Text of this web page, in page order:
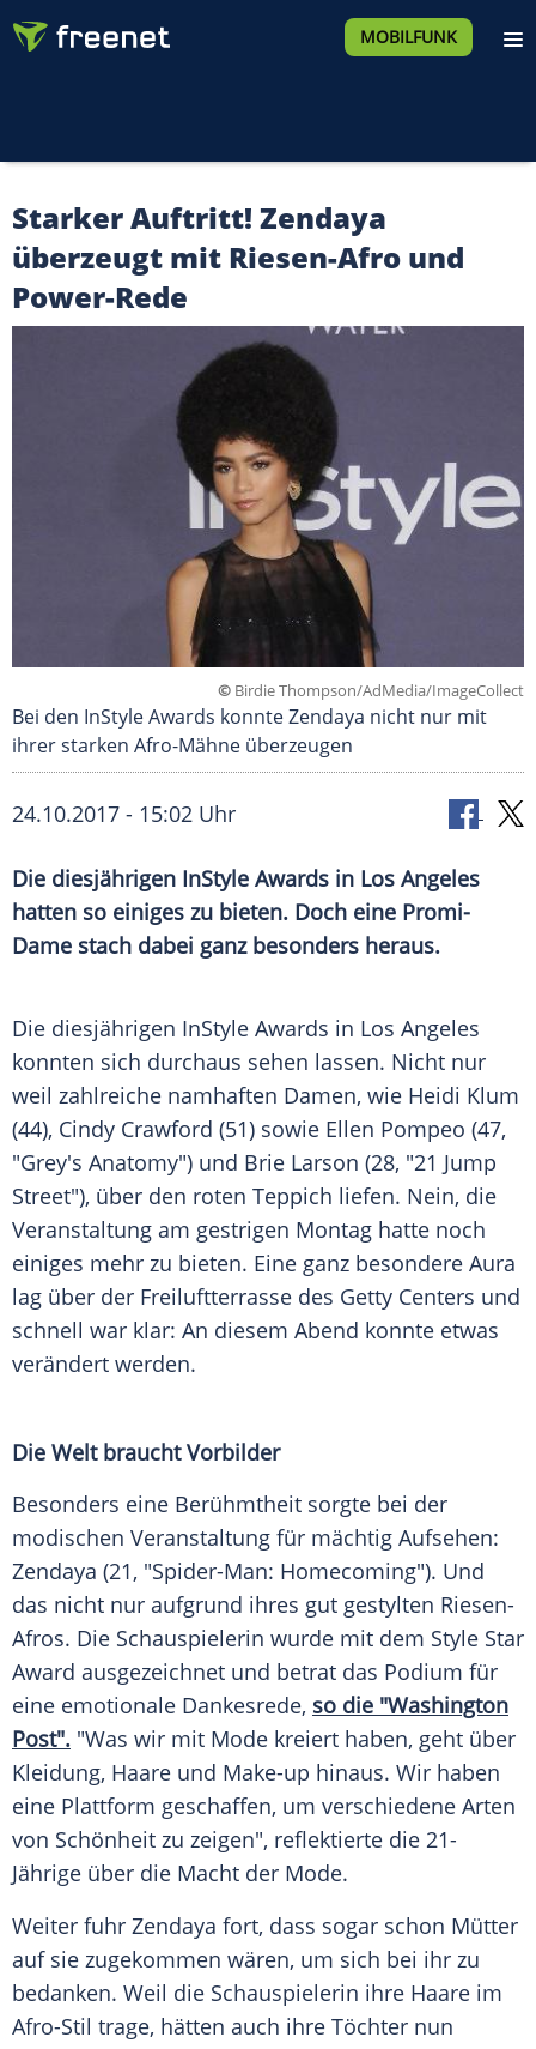
MOBILFUNK
Starker Auftritt! Zendaya
überzeugt mit Riesen-Afro und
Power-Rede
© Birdie Thompson/AdMedia/ImageCollect
Bei den InStyle Awards konnte Zendaya nicht nur mit
ihrer starken Afro-Mähne überzeugen
24.10.2017 - 15:02 Uhr
Die diesjährigen InStyle Awards in Los Angeles
hatten so einiges zu bieten. Doch eine Promi-
Dame stach dabei ganz besonders heraus.
Die diesjährigen InStyle Awards in Los Angeles
konnten sich durchaus sehen lassen. Nicht nur
weil zahlreiche namhaften Damen, wie Heidi Klum
(44), Cindy Crawford (51) sowie Ellen Pompeo (47,
"Grey's Anatomy") und Brie Larson (28, "21 Jump
Street"), über den roten Teppich liefen. Nein, die
Veranstaltung am gestrigen Montag hatte noch
einiges mehr zu bieten. Eine ganz besondere Aura
lag über der Freiluftterrasse des Getty Centers und
schnell war klar: An diesem Abend konnte etwas
verändert werden.
Die Welt braucht Vorbilder
Besonders eine Berühmtheit sorgte bei der
modischen Veranstaltung für mächtig Aufsehen:
Zendaya (21, "Spider-Man: Homecoming"). Und
das nicht nur aufgrund ihres gut gestylten Riesen-
Afros. Die Schauspielerin wurde mit dem Style Star
Award ausgezeichnet und betrat das Podium für
eine emotionale Dankesrede, so die "Washington
Post". "Was wir mit Mode kreiert haben, geht über
Kleidung, Haare und Make-up hinaus. Wir haben
eine Plattform geschaffen, um verschiedene Arten
von Schönheit zu zeigen", reflektierte die 21-
Jährige über die Macht der Mode.
Weiter fuhr Zendaya fort, dass sogar schon Mütter
auf sie zugekommen wären, um sich bei ihr zu
bedanken. Weil die Schauspielerin ihre Haare im
Afro-Stil trage, hätten auch ihre Töchter nun